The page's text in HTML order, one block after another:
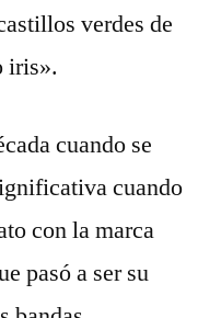
verdes de
iris».
cuando se
cuando
con la marca
pasó a ser su